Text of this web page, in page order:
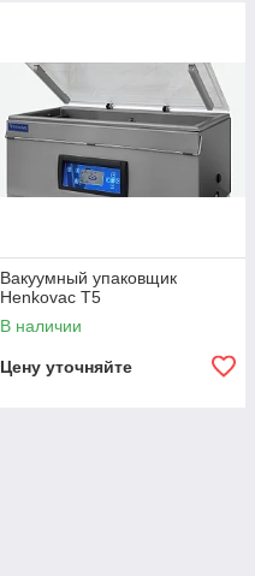
Вакуумный упаковщик
Henkovac T5
В наличии
Цену уточняйте